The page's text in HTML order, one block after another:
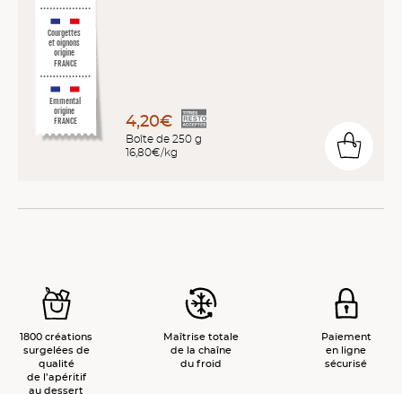
Courgettes
et oignons
origine
FRANCE
Emmental
origine
FRANCE 4,20€
Boîte de 250 g
16,80€/kg
1800 créations
surgelées de
qualité
de l’apéritif
au dessert
Maîtrise totale
de la chaîne
du froid
Paiement
en ligne
sécurisé